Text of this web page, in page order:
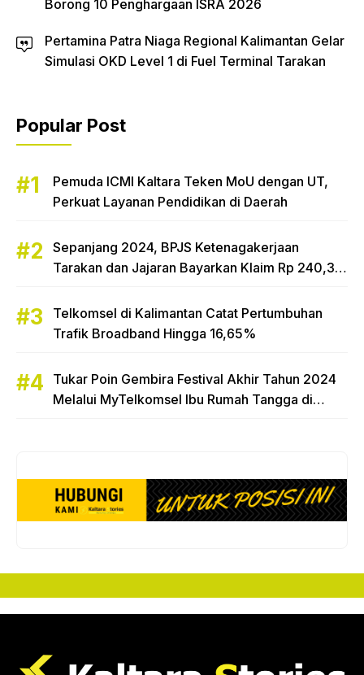
Borong 10 Penghargaan ISRA 2026
Pertamina Patra Niaga Regional Kalimantan Gelar
Simulasi OKD Level 1 di Fuel Terminal Tarakan
Popular Post
Pemuda ICMI Kaltara Teken MoU dengan UT,
Perkuat Layanan Pendidikan di Daerah
Sepanjang 2024, BPJS Ketenagakerjaan
Tarakan dan Jajaran Bayarkan Klaim Rp 240,3
Telkomsel di Kalimantan Catat Pertumbuhan
Trafik Broadband Hingga 16,65%
Tukar Poin Gembira Festival Akhir Tahun 2024
Melalui MyTelkomsel Ibu Rumah Tangga di